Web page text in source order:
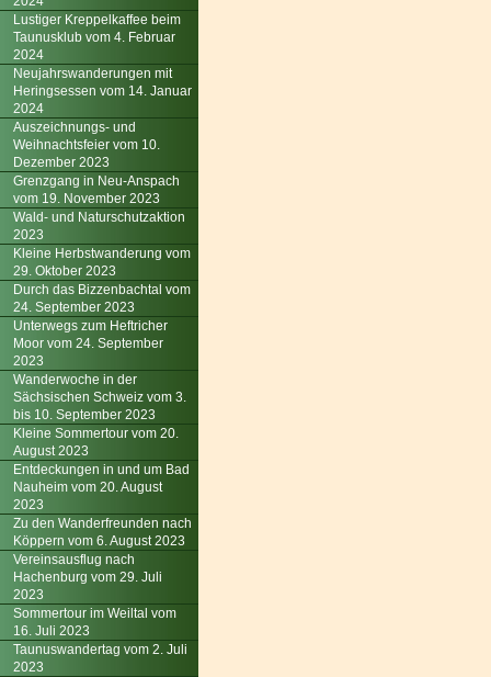
Lustiger Kreppelkaffee beim
Taunusklub vom 4. Februar
2024
Neujahrswanderungen mit
Heringsessen vom 14. Januar
2024
Auszeichnungs- und
Weihnachtsfeier vom 10.
Dezember 2023
Grenzgang in Neu-Anspach
vom 19. November 2023
Wald- und Naturschutzaktion
2023
Kleine Herbstwanderung vom
29. Oktober 2023
Durch das Bizzenbachtal vom
24. September 2023
Unterwegs zum Heftricher
Moor vom 24. September
2023
Wanderwoche in der
Sächsischen Schweiz vom 3.
bis 10. September 2023
Kleine Sommertour vom 20.
August 2023
Entdeckungen in und um Bad
Nauheim vom 20. August
2023
Zu den Wanderfreunden nach
Köppern vom 6. August 2023
Vereinsausflug nach
Hachenburg vom 29. Juli
2023
Sommertour im Weiltal vom
16. Juli 2023
Taunuswandertag vom 2. Juli
2023